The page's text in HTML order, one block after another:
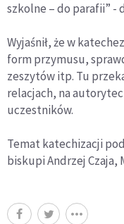
szkolne – do parafii” -
Wyjaśnił, że w
form przymusu,
zeszytów itp. Tu
relacjach, na
uczestników.
Temat katechizacji
biskupi Andrzej Czaja,